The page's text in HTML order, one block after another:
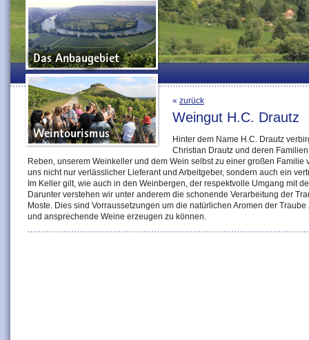
« zurück
Weingut H.C. Drautz
Hinter dem Name H.C. Drautz
Christian Drautz und deren
Reben, unserem Weinkeller und dem Wein selbst zu einer großen
uns nicht nur verlässlicher Lieferant und Arbeitgeber, sondern auch ein
Im Keller gilt, wie auch in den Weinbergen, der respektvolle Umgang mit
Darunter verstehen wir unter anderem die schonende Verarbeitung der
Moste. Dies sind Vorraussetzungen um die natürlichen Aromen der
und ansprechende Weine erzeugen zu können.